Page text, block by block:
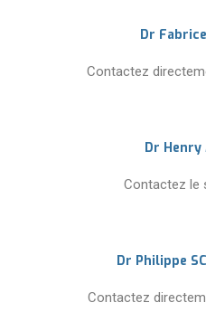
Dr Fabrice
Contactez
Dr Henry
Contactez le
Dr Philippe
Contactez